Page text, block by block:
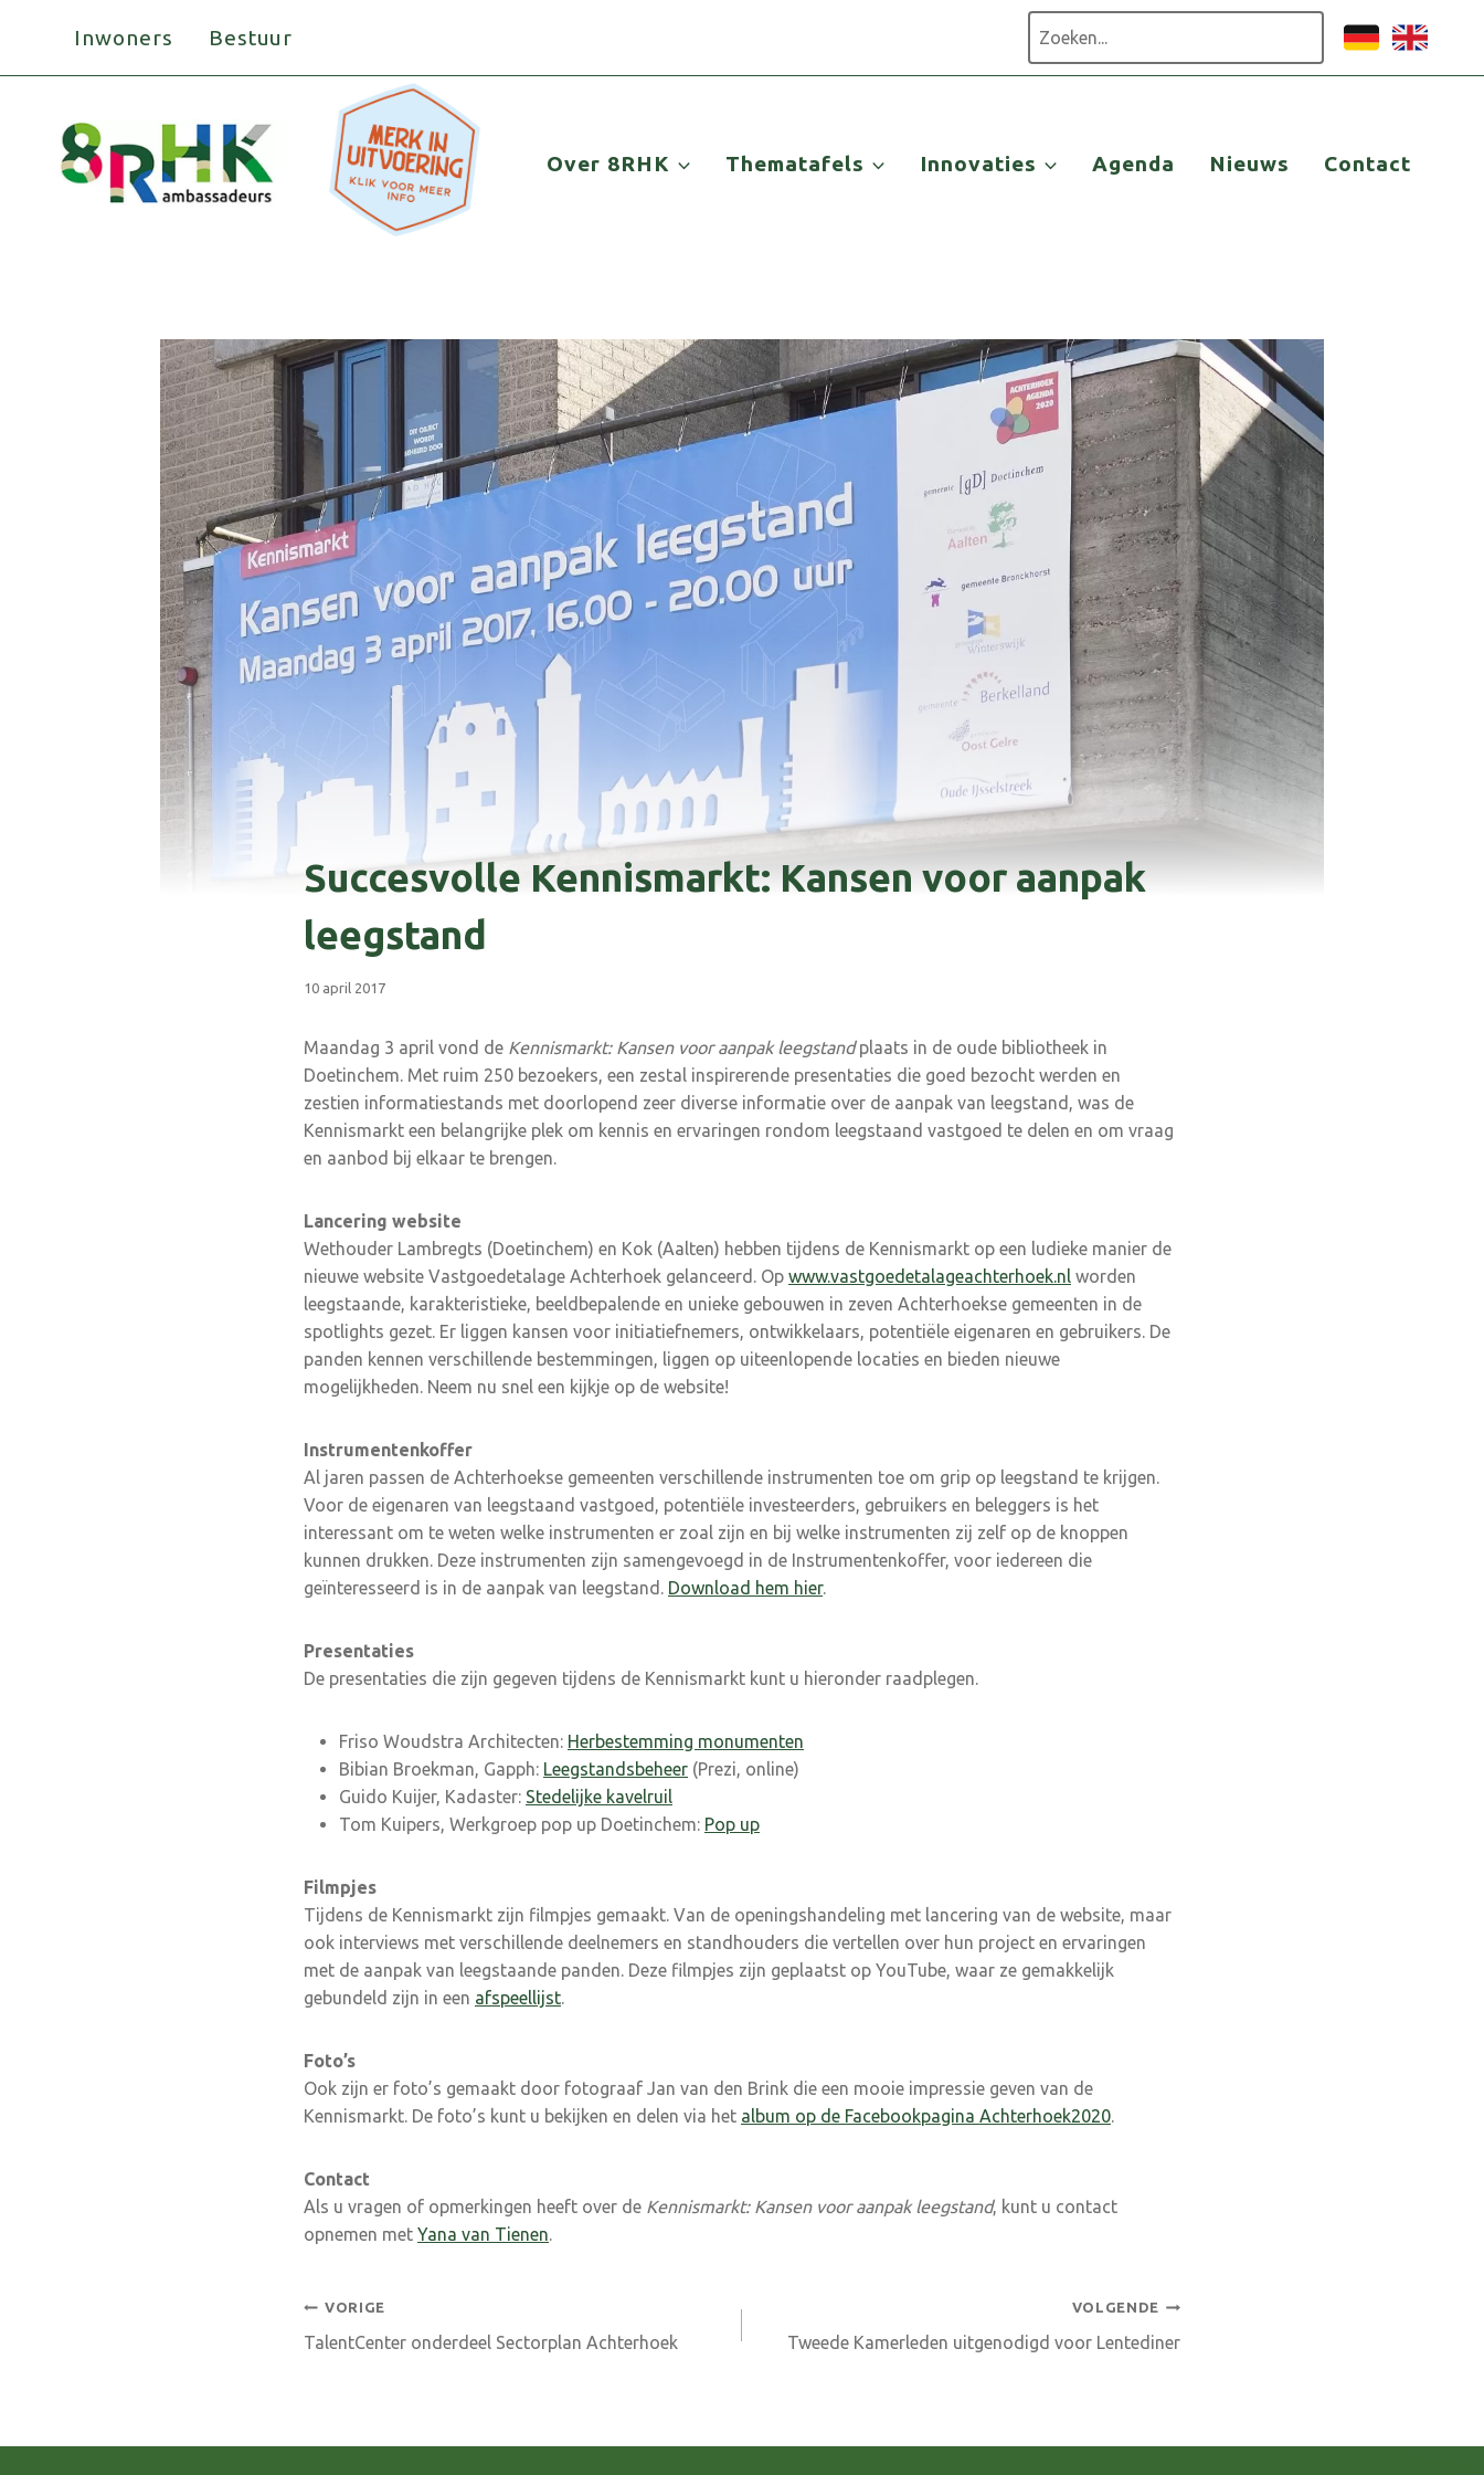
Inwoners Bestuur
Over 8RHK Thematafels Innovaties Agenda Nieuws Contact
Succesvolle Kennismarkt: Kansen voor aanpak
leegstand
10 april 2017
Maandag 3 april vond de Kennismarkt: Kansen voor aanpak leegstandplaats in de oude bibliotheek in
Doetinchem. Met ruim 250 bezoekers, een zestal inspirerende presentaties die goed bezocht werden en
zestien informatiestands met doorlopend zeer diverse informatie over de aanpak van leegstand, was de
Kennismarkt een belangrijke plek om kennis en ervaringen rondom leegstaand vastgoed te delen en om vraag
en aanbod bij elkaar te brengen.
Lancering website
Wethouder Lambregts (Doetinchem) en Kok (Aalten) hebben tijdens de Kennismarkt op een ludieke manier de
nieuwe website Vastgoedetalage Achterhoek gelanceerd. Op www.vastgoedetalageachterhoek.nl worden
leegstaande, karakteristieke, beeldbepalende en unieke gebouwen in zeven Achterhoekse gemeenten in de
spotlights gezet. Er liggen kansen voor initiatiefnemers, ontwikkelaars, potentiële eigenaren en gebruikers. De
panden kennen verschillende bestemmingen, liggen op uiteenlopende locaties en bieden nieuwe
mogelijkheden. Neem nu snel een kijkje op de website!
Instrumentenkoffer
Al jaren passen de Achterhoekse gemeenten verschillende instrumenten toe om grip op leegstand te krijgen.
Voor de eigenaren van leegstaand vastgoed, potentiële investeerders, gebruikers en beleggers is het
interessant om te weten welke instrumenten er zoal zijn en bij welke instrumenten zij zelf op de knoppen
kunnen drukken. Deze instrumenten zijn samengevoegd in de Instrumentenkoffer, voor iedereen die
geïnteresseerd is in de aanpak van leegstand. Download hem hier.
Presentaties
De presentaties die zijn gegeven tijdens de Kennismarkt kunt u hieronder raadplegen.
Friso Woudstra Architecten: Herbestemming monumenten
Bibian Broekman, Gapph: Leegstandsbeheer (Prezi, online)
Guido Kuijer, Kadaster: Stedelijke kavelruil
Tom Kuipers, Werkgroep pop up Doetinchem: Pop up
Filmpjes
Tijdens de Kennismarkt zijn filmpjes gemaakt. Van de openingshandeling met lancering van de website, maar
ook interviews met verschillende deelnemers en standhouders die vertellen over hun project en ervaringen
met de aanpak van leegstaande panden. Deze filmpjes zijn geplaatst op YouTube, waar ze gemakkelijk
gebundeld zijn in een afspeellijst.
Foto’s
Ook zijn er foto’s gemaakt door fotograaf Jan van den Brink die een mooie impressie geven van de
Kennismarkt. De foto’s kunt u bekijken en delen via het album op de Facebookpagina Achterhoek2020.
Contact
Als u vragen of opmerkingen heeft over de Kennismarkt: Kansen voor aanpak leegstand, kunt u contact
opnemen met Yana van Tienen.
Bericht
navigatie
VORIGE
TalentCenter onderdeel Sectorplan Achterhoek
VOLGENDE
Tweede Kamerleden uitgenodigd voor Lentediner